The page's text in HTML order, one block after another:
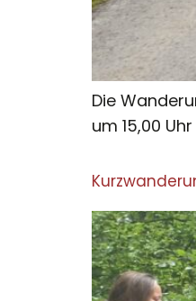
Die
um 15,00